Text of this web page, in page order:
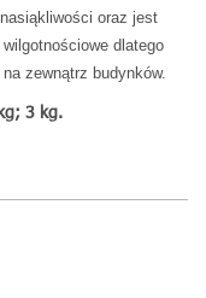
oraz jest
dlatego
zewnątrz budynków.
3 kg.